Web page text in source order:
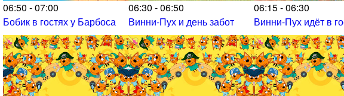
06:50 - 07:00
Бобик в гостях у Барбоса
06:30 - 06:50
Винни-Пух и день забот
06:15 - 06:30
Винни-Пух идёт в